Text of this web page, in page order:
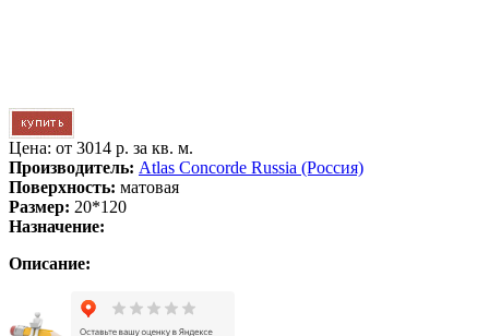
Цена: от 3014 р. за кв. м.
Производитель: Atlas Concorde Russia (Россия)
Поверхность: матовая
Размер: 20*120
Назначение:
Описание: